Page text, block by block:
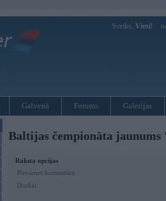
Sveiks, Viesi!
Galvenā Forums Galerijas
Baltijas čempionāta
Raksta opcijas
Pievienot komentāru
Drukāt